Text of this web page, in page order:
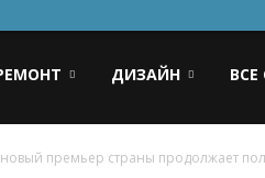
ДИЗАЙН
новый премьер страны продолжает